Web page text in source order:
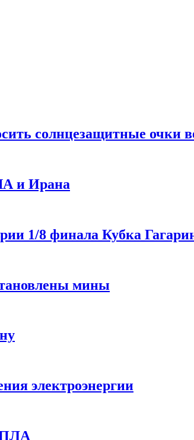
солнцезащитные очки
и Ирана
1/8 финала Кубка
мины
электроэнергии